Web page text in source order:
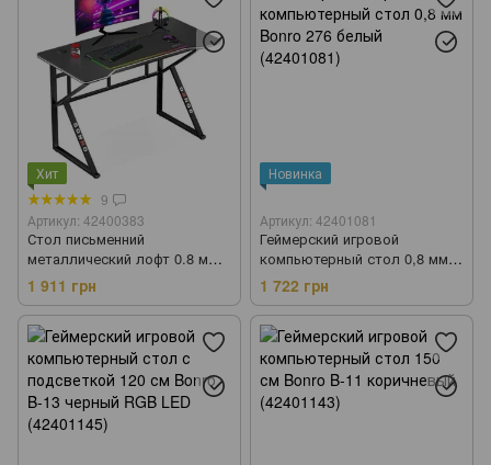
Хит
9
Артикул: 42400383
Стол письменний
металлический лофт 0.8 мм
Bonro 276 (42400383)
1 911 грн
Новинка
Артикул: 42401081
Геймерский игровой
компьютерный стол 0,8 мм
Bonro 276 белый (42401081)
1 722 грн